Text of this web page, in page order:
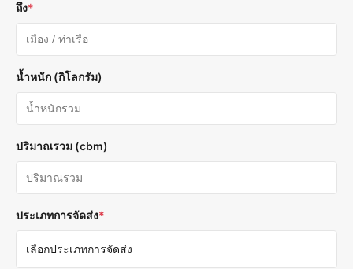
ถึง*
น้ำหนัก (กิโลกรัม)
ปริมาณรวม (cbm)
ประเภทการจัดส่ง*